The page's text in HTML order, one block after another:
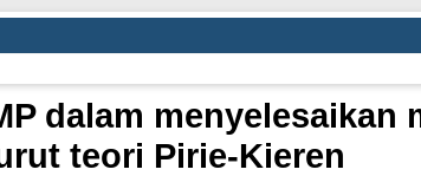
dalam menyelesaikan
teori Pirie-Kieren